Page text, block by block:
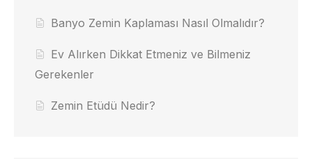
Banyo Zemin Kaplaması Nasıl Olmalıdır?
Ev Alırken Dikkat Etmeniz ve Bilmeniz
Gerekenler
Zemin Etüdü Nedir?